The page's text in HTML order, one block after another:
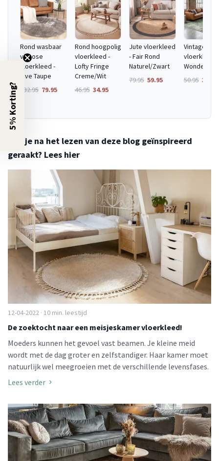
Rond wasbaar
viscose
vloerkleed -
Vive Taupe
132.95 79.95
Rond hoogpolig
vloerkleed -
Lofty Fringe
Creme/Wit
46.95 34.95
Jute vloerkleed
- Fair Rond
Naturel/Zwart
79.95 59.95
Vintage
vloerkleed -
Wonder
50.95 37.95
Ben je na het lezen van deze blog geïnspireerd
geraakt? Lees hier
12-04-2022 · 10 min. leestijd
De zoektocht naar een meisjeskamer vloerkleed!
Moeders kunnen het gevoel vast beamen. Je kleine meid
wordt met de dag groter en zelfstandiger. Haar kamer moet
natuurlijk wel meegroeien met de verschillende levensfases.
Lees verder
5% Korting?